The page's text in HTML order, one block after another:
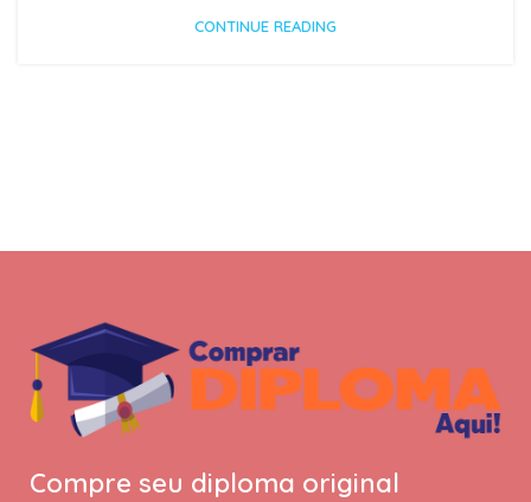
CONTINUE READING
Compre seu diploma original